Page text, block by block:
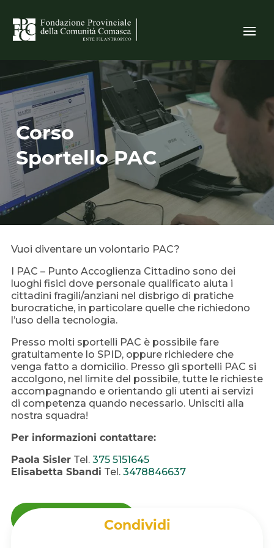
Corso
Sportello PAC
Vuoi diventare un volontario PAC?
I PAC – Punto Accoglienza Cittadino sono dei
luoghi fisici dove personale qualificato aiuta i
cittadini fragili/anziani nel disbrigo di pratiche
burocratiche, in particolare quelle che richiedono
l’uso della tecnologia.
Presso molti sportelli PAC è possibile fare
gratuitamente lo SPID, oppure richiedere che
venga fatto a domicilio. Presso gli sportelli PAC si
accolgono, nel limite del possibile, tutte le richieste
accompagnando e orientando gli utenti ai servizi
di competenza quando necessario. Unisciti alla
nostra squadra!
Per informazioni contattare:
Paola SislerTel. 375 5151645
Elisabetta Sbandi Tel. 3478846637
SCOPRI DI PIÙCondividi